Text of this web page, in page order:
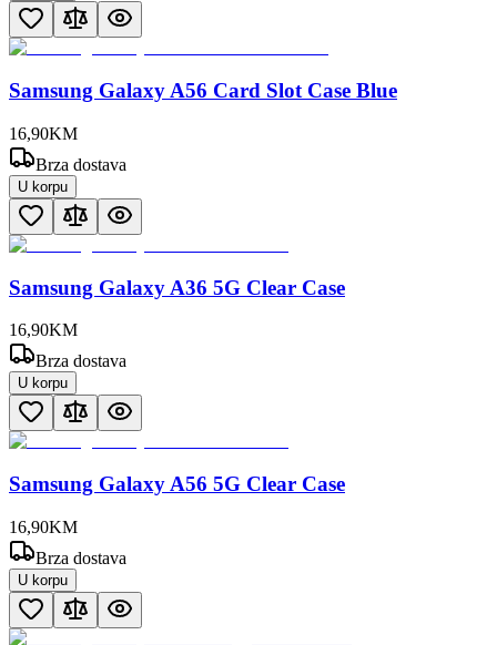
Samsung Galaxy A56 Card Slot Case Blue
16,90KM
Brza dostava
U korpu
Samsung Galaxy A36 5G Clear Case
16,90KM
Brza dostava
U korpu
Samsung Galaxy A56 5G Clear Case
16,90KM
Brza dostava
U korpu